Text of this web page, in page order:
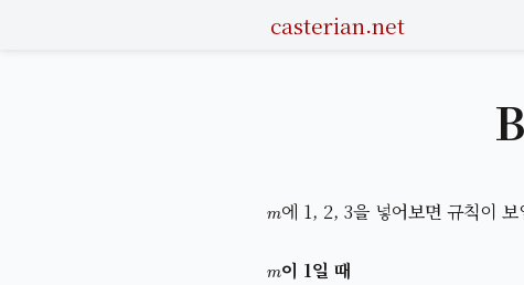
casterian.net
에 1, 2, 3을 넣어보면 규칙이 보
이 1일 때